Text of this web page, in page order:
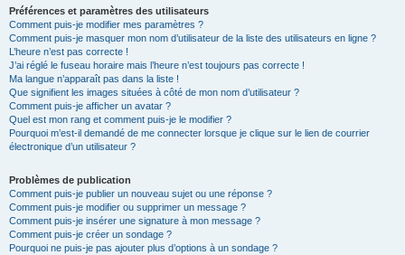
Préférences et paramètres des utilisateurs
Comment puis-je modifier mes paramètres ?
Comment puis-je masquer mon nom d’utilisateur de la liste des utilisateurs en ligne ?
L’heure n’est pas correcte !
J’ai réglé le fuseau horaire mais l’heure n’est toujours pas correcte !
Ma langue n’apparaît pas dans la liste !
Que signifient les images situées à côté de mon nom d’utilisateur ?
Comment puis-je afficher un avatar ?
Quel est mon rang et comment puis-je le modifier ?
Pourquoi m’est-il demandé de me connecter lorsque je clique sur le lien de courrier
électronique d’un utilisateur ?
Problèmes de publication
Comment puis-je publier un nouveau sujet ou une réponse ?
Comment puis-je modifier ou supprimer un message ?
Comment puis-je insérer une signature à mon message ?
Comment puis-je créer un sondage ?
Pourquoi ne puis-je pas ajouter plus d’options à un sondage ?